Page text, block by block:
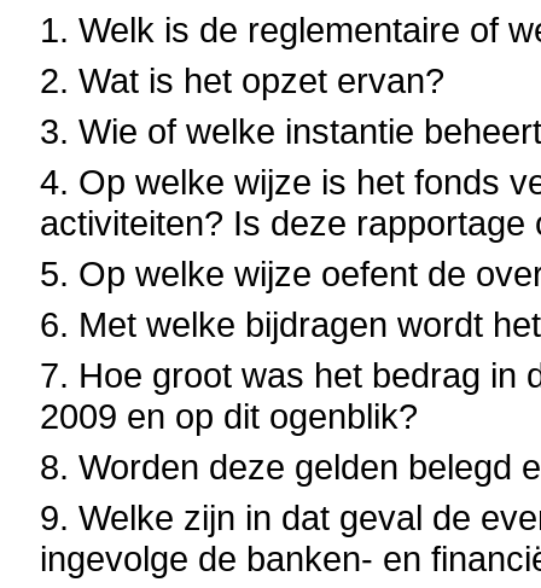
1. Welk is de reglementaire of
2. Wat is het opzet ervan?
3. Wie of welke instantie
4. Op welke wijze is het fonds
activiteiten? Is deze rapportage
5. Op welke wijze oefent de
6. Met welke bijdragen wordt
7. Hoe groot was het bedrag in
2009 en op dit ogenblik?
8. Worden deze gelden belegd
9. Welke zijn in dat geval de
ingevolge de banken- en